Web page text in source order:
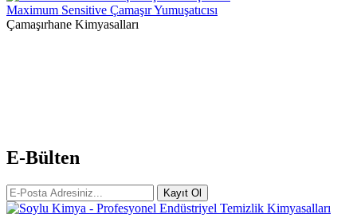
Maximum Sensitive Çamaşır Yumuşatıcısı
Çamaşırhane Kimyasalları
E-Bülten
Kayıt Ol